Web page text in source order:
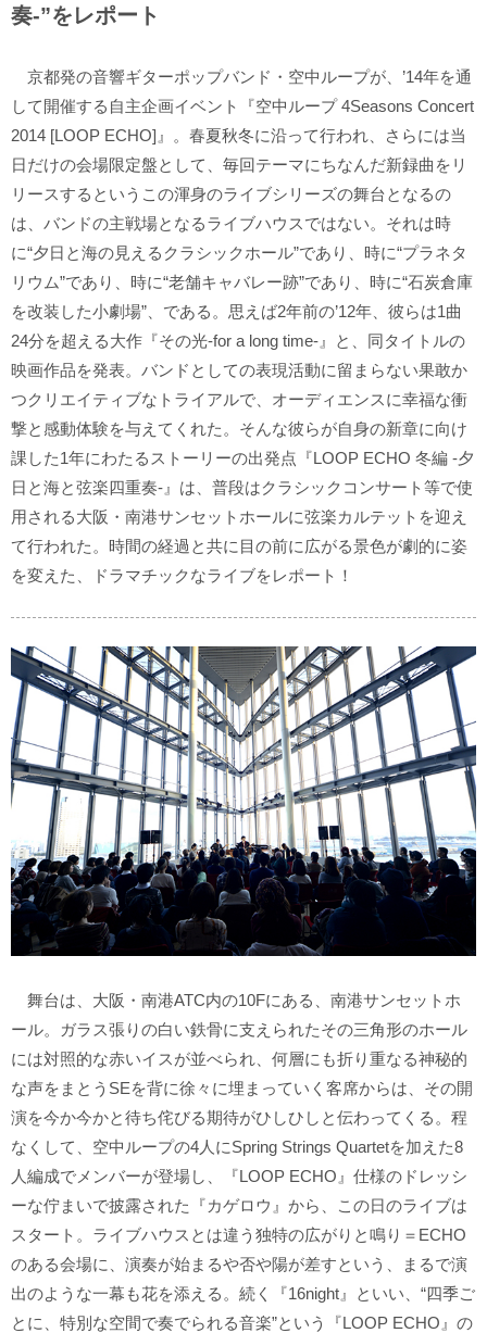
奏-”をレポート
京都発の音響ギターポップバンド・空中ループが、’14年を通
して開催する自主企画イベント『空中ループ 4Seasons Concert
2014 [LOOP ECHO]』。春夏秋冬に沿って行われ、さらには当
日だけの会場限定盤として、毎回テーマにちなんだ新録曲をリ
リースするというこの渾身のライブシリーズの舞台となるの
は、バンドの主戦場となるライブハウスではない。それは時
に“夕日と海の見えるクラシックホール”であり、時に“プラネタ
リウム”であり、時に“老舗キャバレー跡”であり、時に“石炭倉庫
を改装した小劇場”、である。思えば2年前の’12年、彼らは1曲
24分を超える大作『その光-for a long time-』と、同タイトルの
映画作品を発表。バンドとしての表現活動に留まらない果敢か
つクリエイティブなトライアルで、オーディエンスに幸福な衝
撃と感動体験を与えてくれた。そんな彼らが自身の新章に向け
課した1年にわたるストーリーの出発点『LOOP ECHO 冬編 -夕
日と海と弦楽四重奏-』は、普段はクラシックコンサート等で使
用される大阪・南港サンセットホールに弦楽カルテットを迎え
て行われた。時間の経過と共に目の前に広がる景色が劇的に姿
を変えた、ドラマチックなライブをレポート！
舞台は、大阪・南港ATC内の10Fにある、南港サンセットホ
ール。ガラス張りの白い鉄骨に支えられたその三角形のホール
には対照的な赤いイスが並べられ、何層にも折り重なる神秘的
な声をまとうSEを背に徐々に埋まっていく客席からは、その開
演を今か今かと待ち侘びる期待がひしひしと伝わってくる。程
なくして、空中ループの4人にSpring Strings Quartetを加えた8
人編成でメンバーが登場し、『LOOP ECHO』仕様のドレッシ
ーな佇まいで披露された『カゲロウ』から、この日のライブは
スタート。ライブハウスとは違う独特の広がりと鳴り＝ECHO
のある会場に、演奏が始まるや否や陽が差すという、まるで演
出のような一幕も花を添える。続く『16night』といい、“四季ご
とに、特別な空間で奏でられる音楽”という『LOOP ECHO』の